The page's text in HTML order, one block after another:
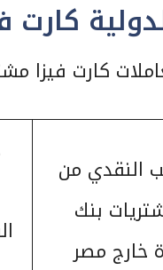
كارت
كارت فيزا
النقدي من
بنك
خارج مصر